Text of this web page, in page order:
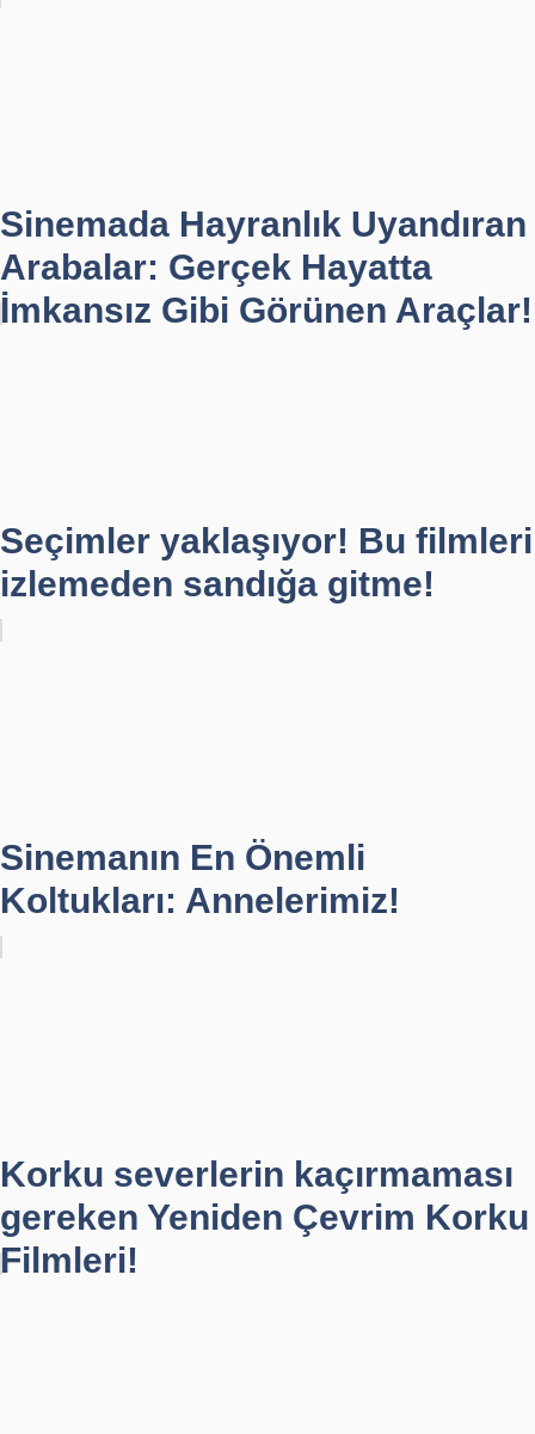
Sinemada Hayranlık Uyandıran
Arabalar: Gerçek Hayatta
İmkansız Gibi Görünen Araçlar!
Seçimler yaklaşıyor! Bu filmleri
izlemeden sandığa gitme!
Sinemanın En Önemli
Koltukları: Annelerimiz!
Korku severlerin kaçırmaması
gereken Yeniden Çevrim Korku
Filmleri!